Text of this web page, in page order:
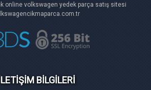
online volkswagen yedek parça satış sitesi
BİLGİLERİ